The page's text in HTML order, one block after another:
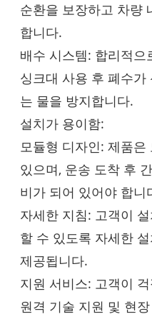
순환을 보장하고 차량
합니다.
배수 시스템: 합리적
싱크대 사용 후 폐수가
는 물을 방지합니다.
설치가 용이함:
모듈형 디자인: 제품
있으며, 운송 도착 후
비가 되어 있어야 합니
자세한 지침: 고객이
할 수 있도록 자세한
제공됩니다.
지원 서비스: 고객이
원격 기술 지원 및 현